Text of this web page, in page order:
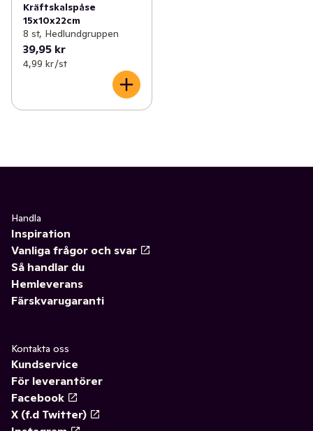
Kräftskalspåse
15x10x22cm
8 st, Hedlundgruppen
39,95 kr
4,99 kr /st
Handla
Inspiration
Vanliga frågor och svar
Så handlar du
Hemleverans
Färskvarugaranti
Kontakta oss
Kundservice
För leverantörer
Facebook
X (f.d Twitter)